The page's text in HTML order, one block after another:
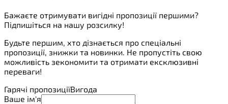
Бажаєте отримувати вигідні пропозиції першими?
Підпишіться на нашу розсилку!
Будьте першим, хто дізнається про спеціальні
пропозиції, знижки та новинки. Не пропустіть свою
можливість зекономити та отримати ексклюзивні
переваги!
Гарячі пропозиціїВигода
Ваше ім'я